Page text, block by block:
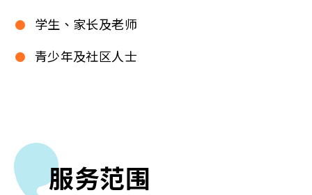
学生、家长及老师
青少年及社区人士
服务范围